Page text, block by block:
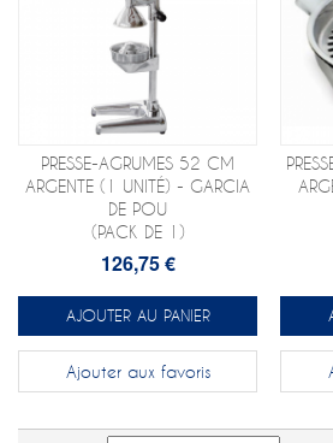
PRESSE-AGRUMES 52 CM
ARGENTE (1 UNITÉ) - GARCIA
DE POU
(PACK DE 1)
126,75 €
AJOUTER AU PANIER
Ajouter aux favoris